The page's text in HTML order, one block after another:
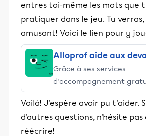
entres toi-même les mots que
pratiquer dans le jeu. Tu
amusant! Voici le lien pour y
Alloprof aide aux
Grâce à ses services
d’accompagnement
stimulants, Alloprof
et leurs parents dans la
éducative.
Voilà! J'espère avoir pu t'aider.
d'autres questions, n'hésite pas
réécrire!